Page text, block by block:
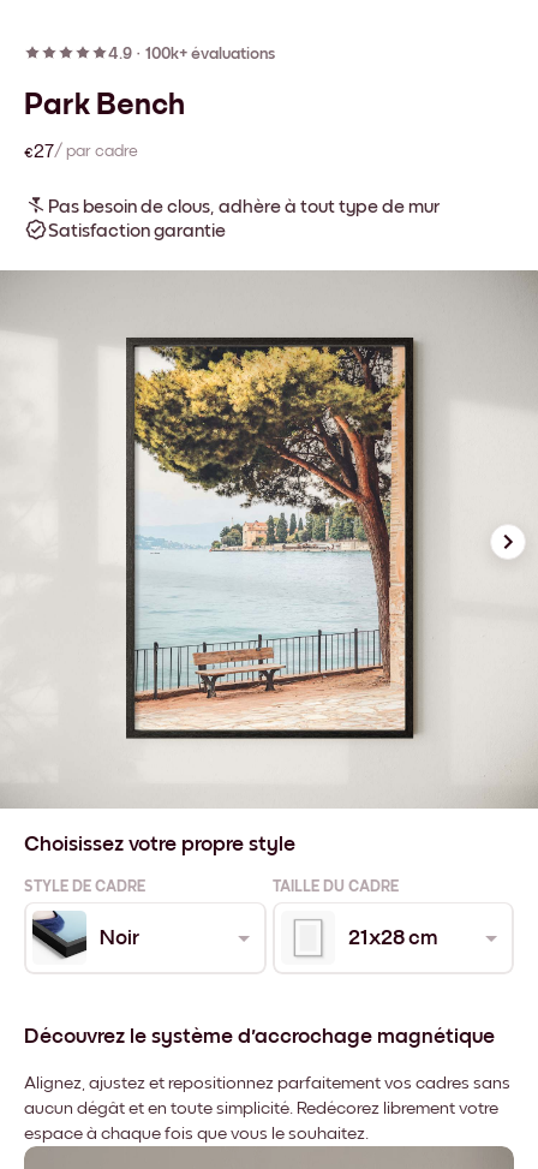
4.9 · 100k+ évaluations
Park Bench
€27/ par cadre
Pas besoin de clous, adhère à tout type de mur
Satisfaction garantie
Choisissez votre propre style
STYLE DE CADRE TAILLE DU CADRE
Noir 21x28 cm
Découvrez le système d'accrochage magnétique
Alignez, ajustez et repositionnez parfaitement vos cadres sans
aucun dégât et en toute simplicité. Redécorez librement votre
espace à chaque fois que vous le souhaitez.